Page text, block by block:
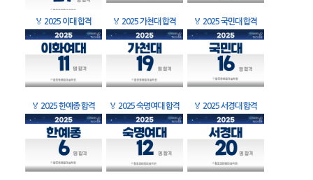
🏅 2025 이대 합격 🏅 2025 가천대 합격 🏅 2025 국민대 합격
🏅 2025 한예종 합격 🏅 2025 숙명여대 합격 🏅 2025 서경대 합격